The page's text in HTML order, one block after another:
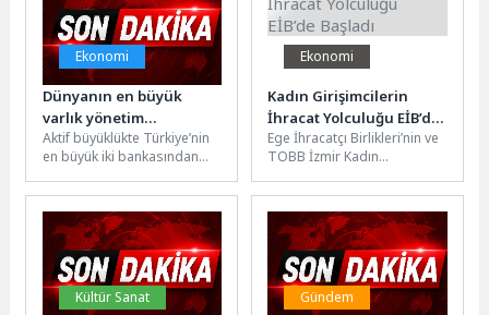
Ekonomi
Dünyanın en büyük
varlık yönetim
şirketlerinden biri olan
Apollo’dan VakıfBank’a
1,3 milyar dolar taze yurt
Aktif büyüklükte Türkiye’nin
en büyük iki bankasından
dışından elde ettiği
kaynaklarla...
Ekonomi
Kadın Girişimcilerin
İhracat Yolculuğu EİB’de
Başladı
Ege İhracatçı Birlikleri’nin ve
TOBB İzmir Kadın
birliğiyle yürütülen “İhracatta
Kadın Gücü...
Kültür Sanat Gündem